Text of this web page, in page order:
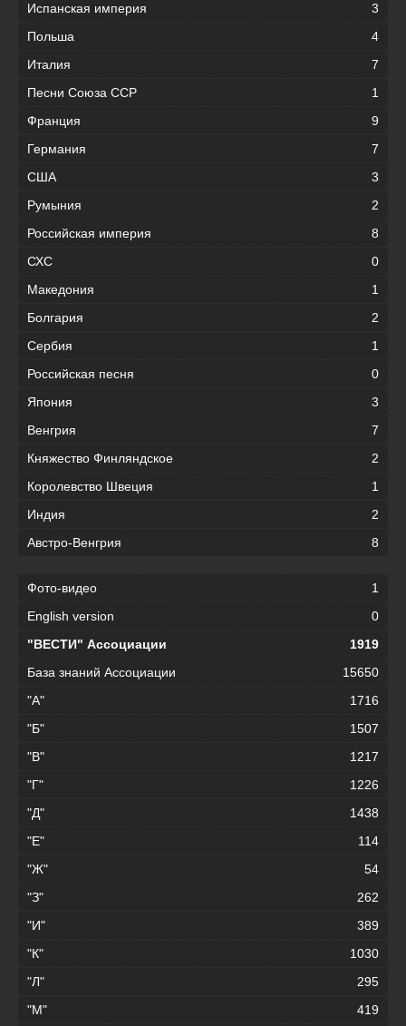
Испанская империя
3
Польша
4
Италия
7
Песни Союза ССР
1
Франция
9
Германия
7
США
3
Румыния
2
Российская империя
8
СХС
0
Македония
1
Болгария
2
Сербия
1
Российская песня
0
Япония
3
Венгрия
7
Княжество Финляндское
2
Королевство Швеция
1
Индия
2
Австро-Венгрия
8
Фото-видео
1
English version
0
"ВЕСТИ" Ассоциации
1919
База знаний Ассоциации
15650
"А"
1716
"Б"
1507
"В"
1217
"Г"
1226
"Д"
1438
"Е"
114
"Ж"
54
"З"
262
"И"
389
"К"
1030
"Л"
295
"М"
419